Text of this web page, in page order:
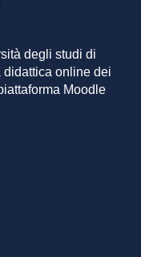
degli studi di
didattica online dei
Moodle